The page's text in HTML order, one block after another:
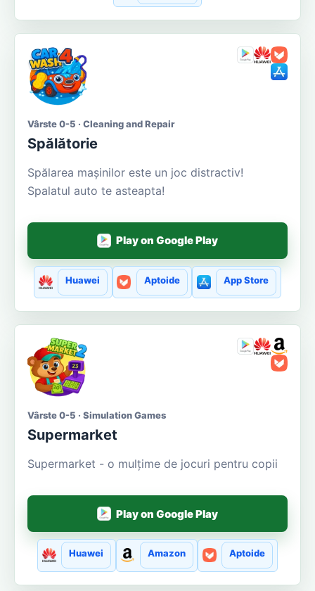
Vârste 0-5 · Cleaning and Repair
Spălătorie
Spălarea mașinilor este un joc distractiv!
Spalatul auto te asteapta!
Play on Google Play
Huawei Aptoide App Store
Vârste 0-5 · Simulation Games
Supermarket
Supermarket - o mulțime de jocuri pentru copii
Play on Google Play
Huawei Amazon Aptoide